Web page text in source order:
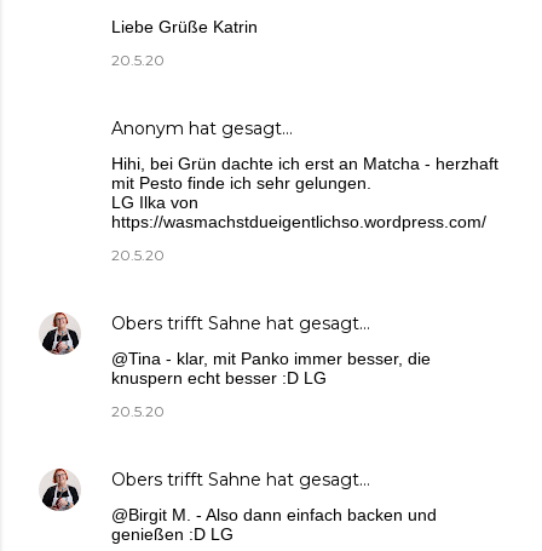
Liebe Grüße Katrin
20.5.20
Anonym hat gesagt…
Hihi, bei Grün dachte ich erst an Matcha - herzhaft
mit Pesto finde ich sehr gelungen.
LG Ilka von
https://wasmachstdueigentlichso.wordpress.com/
20.5.20
Obers trifft Sahne hat gesagt…
@Tina - klar, mit Panko immer besser, die
knuspern echt besser :D LG
20.5.20
Obers trifft Sahne hat gesagt…
@Birgit M. - Also dann einfach backen und
genießen :D LG